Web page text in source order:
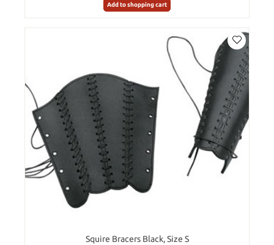
Add to shopping cart
Squire Bracers Black, Size S